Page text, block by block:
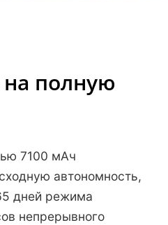
на полную
7100 мАч
автономность,
дней режима
непрерывного